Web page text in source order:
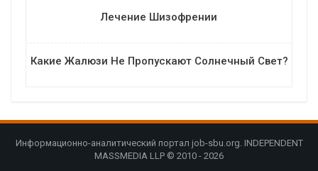
Лечение Шизофрении
Какие Жалюзи Не Пропускают Солнечный Свет?
Информационно-аналитический портал job-sbu.org. INDEPENDENT
MASSMEDIA LLP © 2010 - 2026